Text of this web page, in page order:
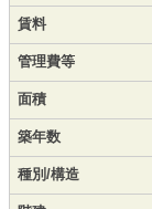
賃料
管理費等
面積
築年数
種別/構造